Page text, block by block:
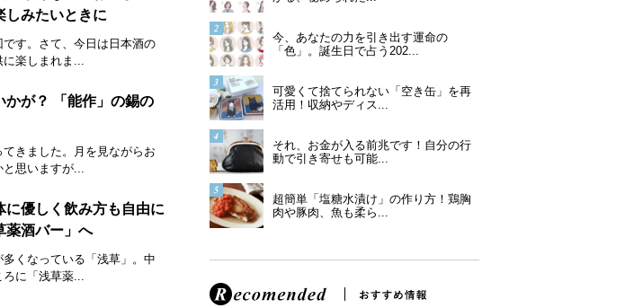
みたいときに
す。さて、今日は日本酒の
楽しまれま...
かが？ 「能作」の錫の
きました。月を見ながらお
と思いますが...
に優しく飲み方も自由に
薬酒バー」へ
くなっている「浅草」。中
に「浅草薬...
今、あなたの力を引き出す運命の
「色」。誕生日で占う202...
可愛くて捨てられない「空き缶」を再
活用！収納やディス...
それ、お金が入る前兆です！自分の行
動で引き寄せも可能...
超簡単「塩糖水漬け」の作り方！鶏胸
肉や豚肉、魚も柔ら...